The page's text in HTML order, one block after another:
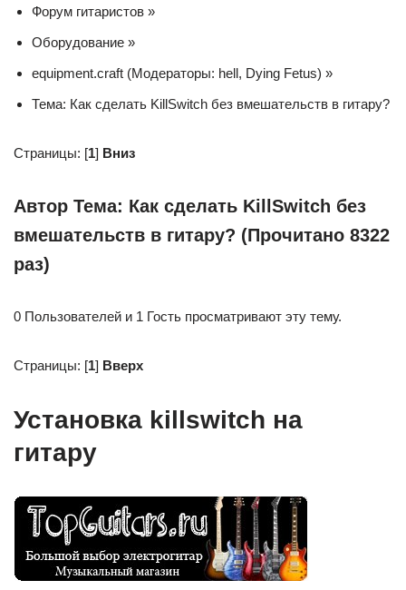
Форум гитаристов »
Оборудование »
equipment.craft (Модераторы: hell, Dying Fetus) »
Тема: Как сделать KillSwitch без вмешательств в гитару?
Страницы: [1] Вниз
Автор Тема: Как сделать KillSwitch без
вмешательств в гитару? (Прочитано 8322
раз)
0 Пользователей и 1 Гость просматривают эту тему.
Страницы: [1] Вверх
Установка killswitch на
гитару